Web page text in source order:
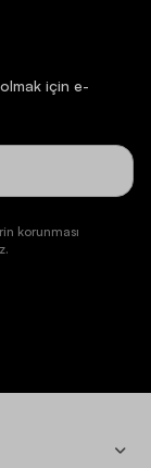
için e-
korunması